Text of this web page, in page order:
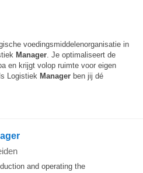
voedingsmiddelenorganisatie in
Manager. Je optimaliseert de
en krijgt volop ruimte voor eigen
Logistiek Manager ben jij dé
and operating the